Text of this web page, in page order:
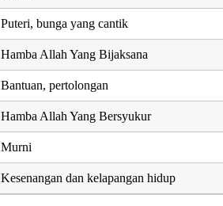
Puteri, bunga yang cantik
Hamba Allah Yang Bijaksana
Bantuan, pertolongan
Hamba Allah Yang Bersyukur
Murni
Kesenangan dan kelapangan hidup